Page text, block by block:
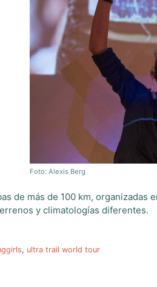
Foto: Alexis Berg
de más de 100 km,
y climatologías diferentes.
, ultra trail world tour